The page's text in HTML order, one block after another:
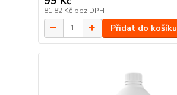
81,82 Kč bez DPH
Přidat do košíku